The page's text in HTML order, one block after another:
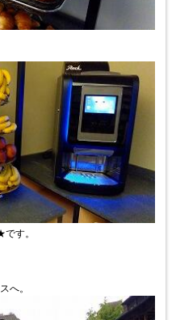
す。
へ。